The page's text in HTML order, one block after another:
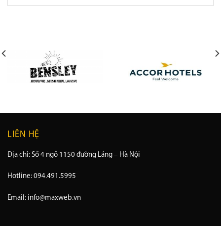
LIÊN HỆ
Địa chỉ: Số 4 ngõ 1150 đường Láng – Hà Nội
Hotline: 094.491.5995
Email: info@maxweb.vn